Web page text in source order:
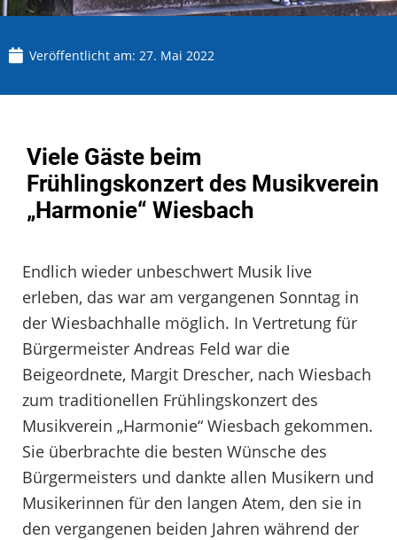
Veröffentlicht am: 27. Mai 2022
Viele Gäste beim
Frühlingskonzert des Musikverein
„Harmonie“ Wiesbach
Endlich wieder unbeschwert Musik live
erleben, das war am vergangenen Sonntag in
der Wiesbachhalle möglich. In Vertretung für
Bürgermeister Andreas Feld war die
Beigeordnete, Margit Drescher, nach Wiesbach
zum traditionellen Frühlingskonzert des
Musikverein „Harmonie“ Wiesbach gekommen.
Sie überbrachte die besten Wünsche des
Bürgermeisters und dankte allen Musikern und
Musikerinnen für den langen Atem, den sie in
den vergangenen beiden Jahren während der